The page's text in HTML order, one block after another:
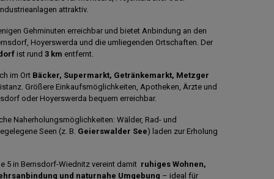
attraktiv.
Gehminuten erreichbar und bietet Anbindung an den
Hoyerswerda und die umliegenden Ortschaften. Der
ist rund 3 km entfernt.
im Ort Bäcker, Supermarkt, Getränkemarkt, Metzger
Größere Einkaufsmöglichkeiten, Apotheken, Ärzte und
oder Hoyerswerda bequem erreichbar.
Naherholungsmöglichkeiten: Wälder, Rad- und
Seen (z. B. Geierswalder See) laden zur Erholung
5 in Bernsdorf-Wiednitz vereint damit ruhiges Wohnen,
und naturnahe Umgebung – ideal für